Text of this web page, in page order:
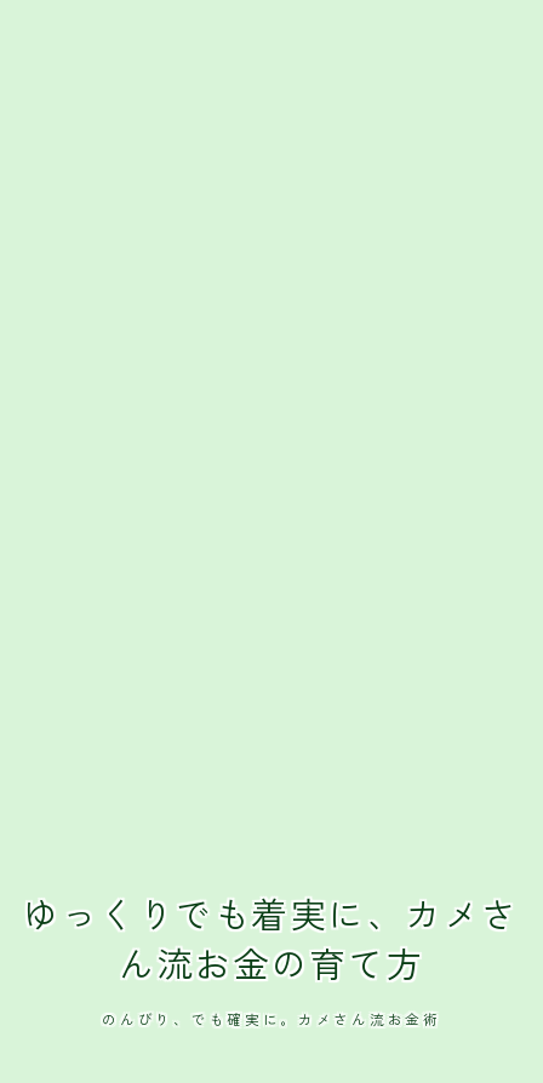
ゆっくりでも着実に、カメさ
ん流お金の育て方
のんびり、でも確実に。カメさん流お金術